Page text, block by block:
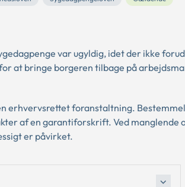
var ugyldig, idet der ikke
at bringe borgeren tilbage på
erhvervsrettet foranstaltning.
af en garantiforskrift. Ved manglende
er påvirket.